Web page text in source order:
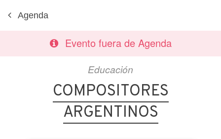
Agenda
Evento fuera de Agenda
Educación
COMPOSITORES
ARGENTINOS